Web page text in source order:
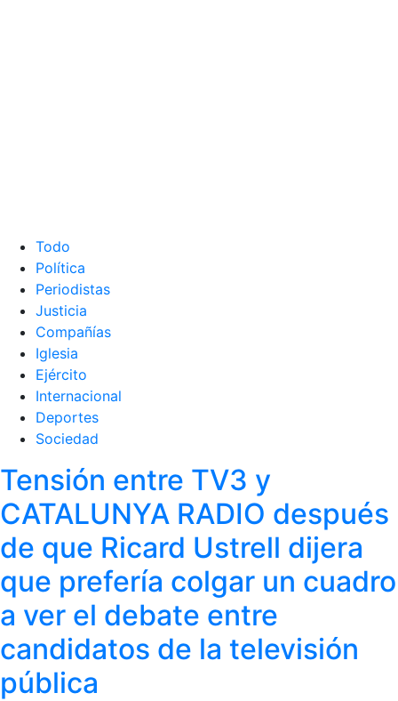
Todo
Política
Periodistas
Justicia
Compañías
Iglesia
Ejército
Internacional
Deportes
Sociedad
Tensión entre TV3 y
CATALUNYA RADIO después
de que Ricard Ustrell dijera
que prefería colgar un cuadro
a ver el debate entre
candidatos de la televisión
pública